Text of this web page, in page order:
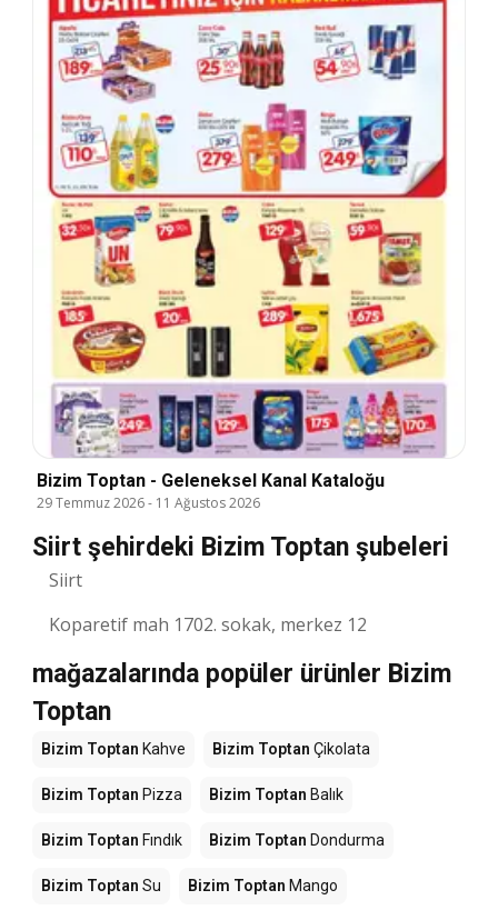
Bizim Toptan - Geleneksel Kanal Kataloğu
29 Temmuz 2026- 11 Ağustos 2026
Siirt şehirdeki Bizim Toptan şubeleri
Siirt
Koparetif mah 1702. sokak, merkez 12
mağazalarında popüler ürünler Bizim
Toptan
Bizim Toptan Kahve Bizim Toptan Çikolata
Bizim Toptan Pizza Bizim Toptan Balık
Bizim Toptan Fındık Bizim Toptan Dondurma
Bizim Toptan Su Bizim Toptan Mango